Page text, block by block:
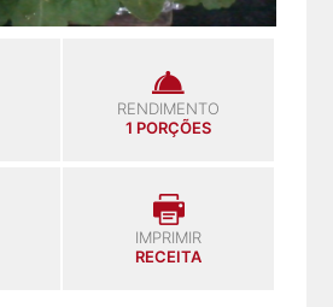
RENDIMENTO
1 PORÇÕES
IMPRIMIR
RECEITA